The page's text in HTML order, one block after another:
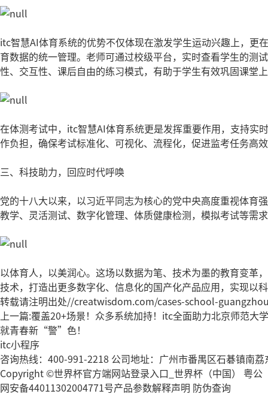
itc智慧AI体育系统的优势不仅体现在激发学生运动兴趣上，更
育数据的统一管理。老师可通过校级平台，实时查看学生的测
性、交互性、课后自由的练习模式，有助于学生有效巩固课堂
在体测考试中，itc智慧AI体育系统更是发挥重要作用，支持实
作负担，确保考试标准化、可视化、流程化，促进监考任务高
三、科技助力，回应时代呼唤
党的十八大以来，以习近平同志为核心的党中央高度重视体育
教学、灵活测试、数字化管理、体质健康检测，模拟考试等需
以体育人，以美润心。这场以数据为笔、技术为墨的教育变
技术，打造出更多数字化、信息化的国产化产品应用，实现以
转载请注明出处//creatwisdom.com/cases-school-
上一篇:覆盖20+场景！众多系统加持！itc全面助力北京师范
就青春新“警”色！
itc小程序
咨询热线：400-991-2218 公司地址：广州市番禺区石碁镇南荔
Copyright ©世界杯官方端网站登录入口_世界杯（中国） 粤公
网安备44011302004771号产品参数解释声明 防伪查询